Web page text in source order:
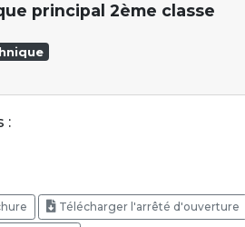
principal 2ème classe
:
Télécharger l'arrêté d'ouverture